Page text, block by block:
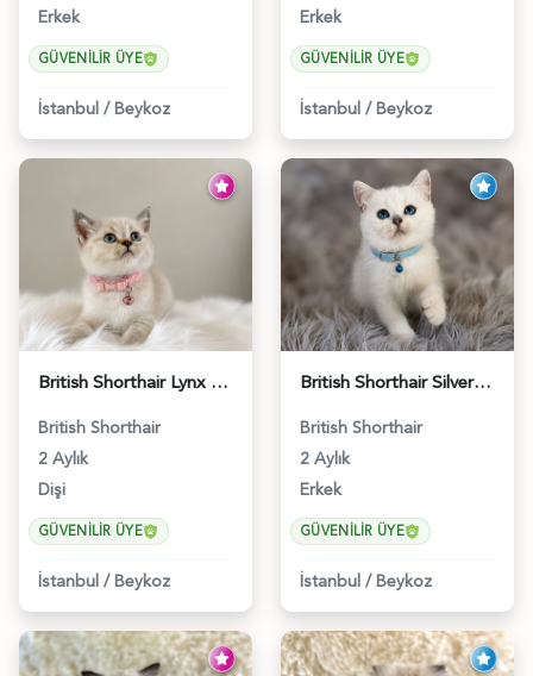
Erkek
GÜVENILIR ÜYE
İstanbul / Beykoz
Erkek
GÜVENILIR ÜYE
İstanbul / Beykoz
British Shorthair Lynx Point Dişi Yavrumuz Yuva Arıyor - 5148
British Shorthair
2 Aylık
Dişi
GÜVENILIR ÜYE
İstanbul / Beykoz
British Shorthair Silver Point Erkek 2 Aylık - 6122
British Shorthair
2 Aylık
Erkek
GÜVENILIR ÜYE
İstanbul / Beykoz